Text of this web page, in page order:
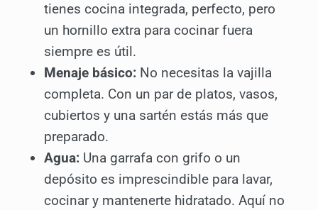
tienes cocina integrada, perfecto, pero
un hornillo extra para cocinar fuera
siempre es útil.
Menaje básico: No necesitas la vajilla
completa. Con un par de platos, vasos,
cubiertos y una sartén estás más que
preparado.
Agua: Una garrafa con grifo o un
depósito es imprescindible para lavar,
cocinar y mantenerte hidratado. Aquí no